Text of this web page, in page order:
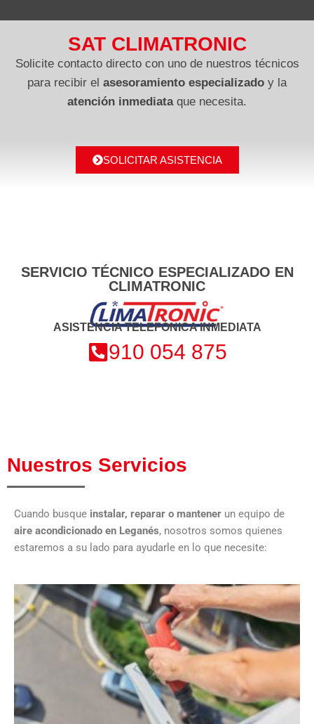
SAT CLIMATRONIC
Solicite contacto directo con uno de nuestros técnicos
para recibir el asesoramiento especializado y la
atención inmediataque necesita.
SOLICITAR ASISTENCIA
SERVICIO TÉCNICO ESPECIALIZADO EN
CLIMATRONIC
ASISTENCIA TELEFÓNICA INMEDIATA
910 054 875
Nuestros Servicios
Cuando busque instalar, reparar o mantener un equipo de
aire acondicionado en Leganés, nosotros somos quienes
estaremos a su lado para ayudarle en lo que necesite: